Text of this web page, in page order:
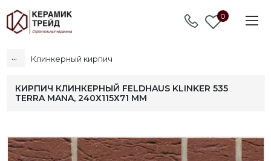
0
... Клинкерный кирпич
КИРПИЧ КЛИНКЕРНЫЙ FELDHAUS KLINKER 535
TERRA MANA, 240Х115Х71 ММ